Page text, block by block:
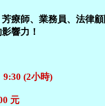
療師、業務員、法律
響力！
9:30 (2小時)
元